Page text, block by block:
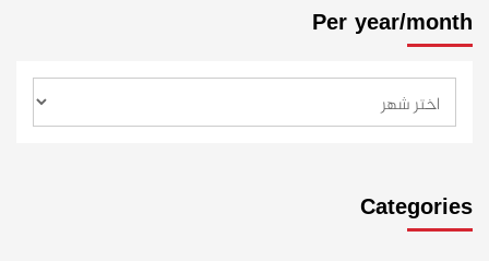
Per year/month
Categories